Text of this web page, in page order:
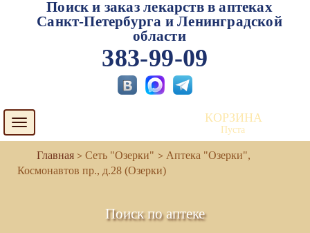
Поиск и заказ лекарств в аптеках
Санкт-Петербурга и Ленинградской
области
383-99-09
Toggle
navigation
КОРЗИНА
Пуста
Сеть "Озерки"
Аптека "Озерки",
Космонавтов пр., д.28 (Озерки)
Поиск по аптеке